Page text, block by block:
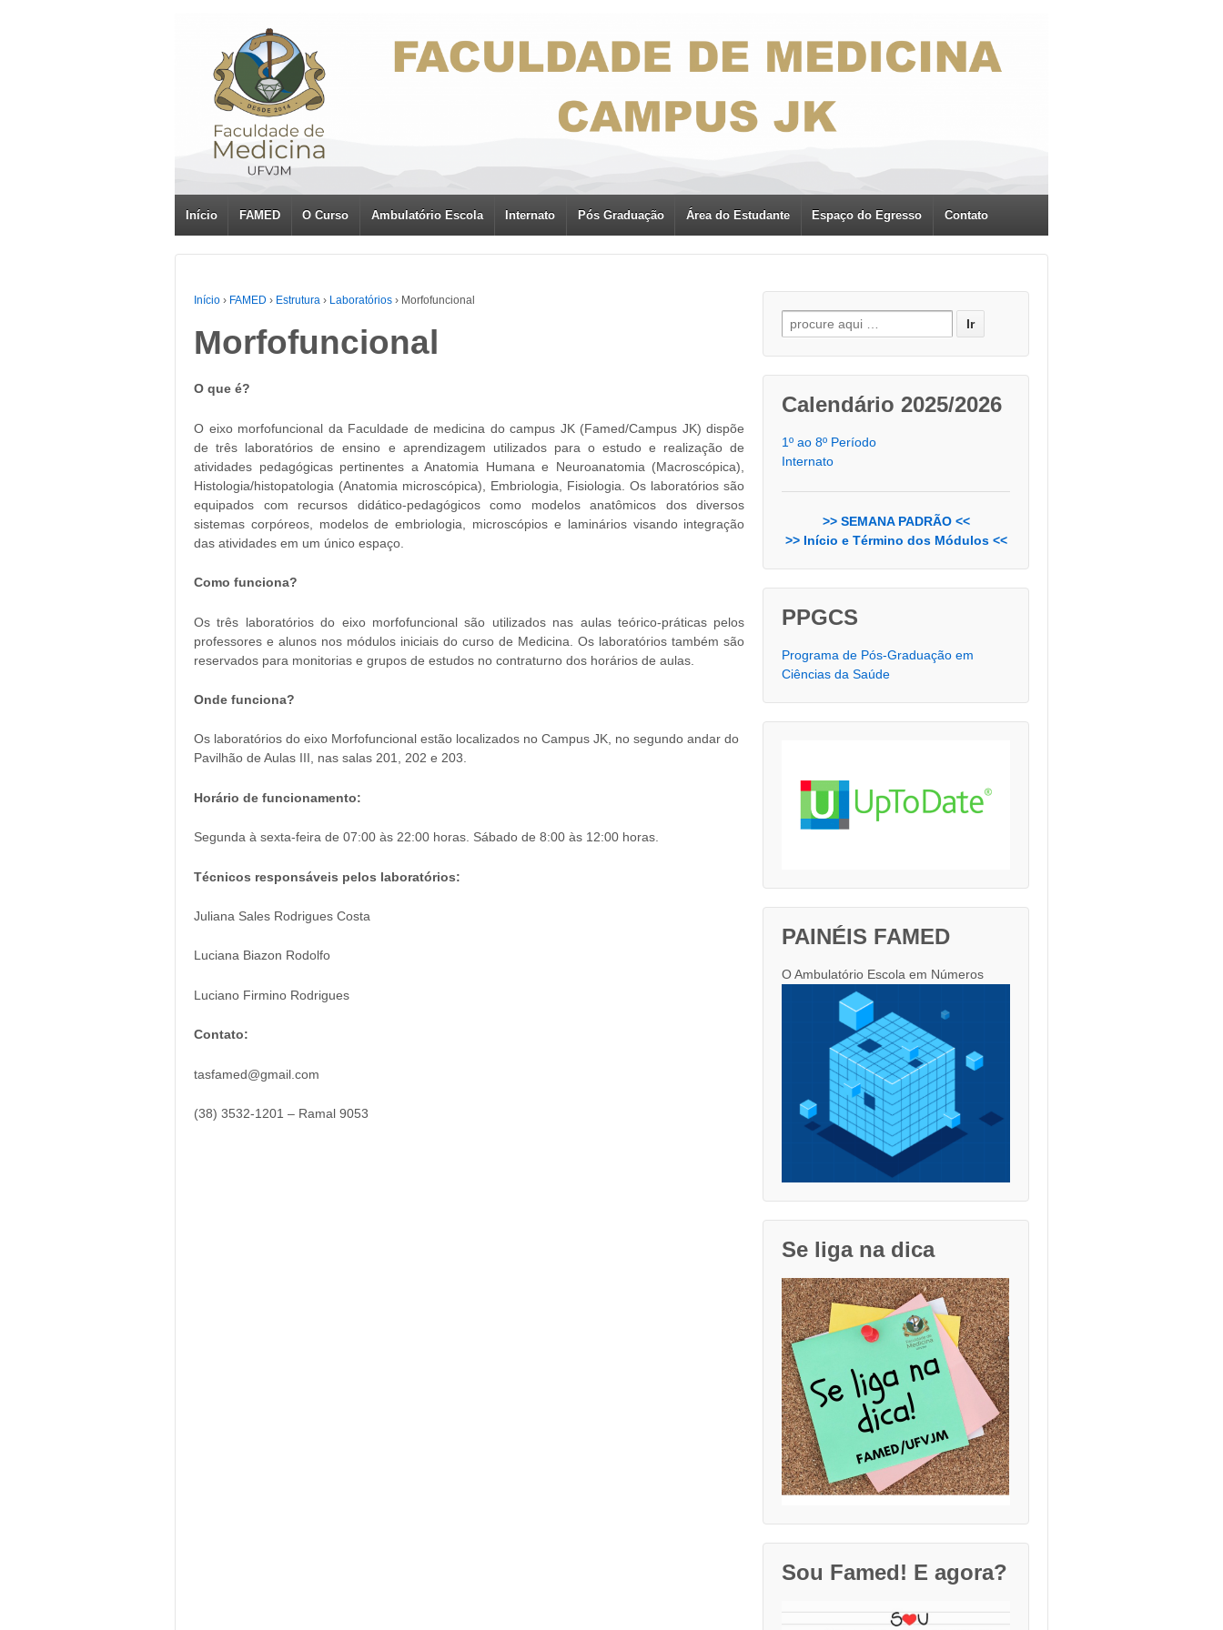
Início FAMED O Curso Ambulatório Escola Internato Pós Graduação Área do Estudante Espaço do Egresso Contato
Início › FAMED › Estrutura › Laboratórios › Morfofuncional
Morfofuncional
O que é?
O eixo morfofuncional da Faculdade de medicina do campus JK (Famed/Campus JK) dispõe
de três laboratórios de ensino e aprendizagem utilizados para o estudo e realização de
atividades pedagógicas pertinentes a Anatomia Humana e Neuroanatomia (Macroscópica),
Histologia/histopatologia (Anatomia microscópica), Embriologia, Fisiologia. Os laboratórios são
equipados com recursos didático-pedagógicos como modelos anatômicos dos diversos
sistemas corpóreos, modelos de embriologia, microscópios e laminários visando integração
das atividades em um único espaço.
Como funciona?
Os três laboratórios do eixo morfofuncional são utilizados nas aulas teórico-práticas pelos
professores e alunos nos módulos iniciais do curso de Medicina. Os laboratórios também são
reservados para monitorias e grupos de estudos no contraturno dos horários de aulas.
Onde funciona?
Os laboratórios do eixo Morfofuncional estão localizados no Campus JK, no segundo andar do
Pavilhão de Aulas III, nas salas 201, 202 e 203.
Horário de funcionamento:
Segunda à sexta-feira de 07:00 às 22:00 horas. Sábado de 8:00 às 12:00 horas.
Técnicos responsáveis pelos laboratórios:
Juliana Sales Rodrigues Costa
Luciana Biazon Rodolfo
Luciano Firmino Rodrigues
Contato:
tasfamed@gmail.com
(38) 3532-1201 – Ramal 9053
Buscar por:
Calendário 2025/2026
1º ao 8º Período
Internato
>> SEMANA PADRÃO <<
>> Início e Término dos Módulos <<
PPGCS
Programa de Pós-Graduação em
Ciências da Saúde
PAINÉIS FAMED
O Ambulatório Escola em Números
Se liga na dica
Sou Famed! E agora?